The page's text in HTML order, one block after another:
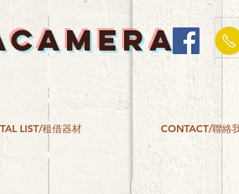
LIST/租借器材 CONTACT/聯絡